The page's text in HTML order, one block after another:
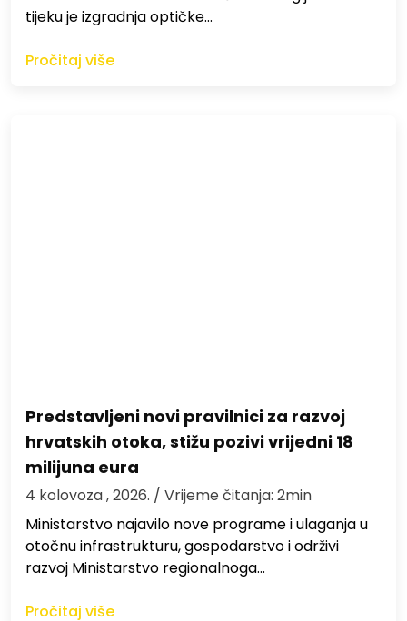
tijeku je izgradnja optičke…
Pročitaj više
Predstavljeni novi pravilnici za razvoj
hrvatskih otoka, stižu pozivi vrijedni 18
milijuna eura
4 kolovoza , 2026. / Vrijeme čitanja: 2min
Ministarstvo najavilo nove programe i ulaganja u
otočnu infrastrukturu, gospodarstvo i održivi
razvoj Ministarstvo regionalnoga…
Pročitaj više